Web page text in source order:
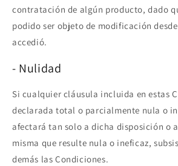
contratación de algún producto, dado
podido ser objeto de modificación
accedió.
- Nulidad
Si cualquier cláusula incluida en estas
declarada total o parcialmente nula o
afectará tan solo a dicha disposición o
misma que resulte nula o ineficaz,
demás las Condiciones.